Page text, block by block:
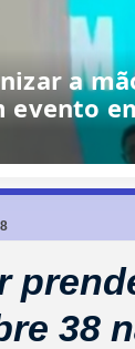
a
evento
38